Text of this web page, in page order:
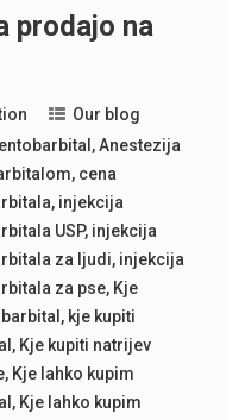
prodajo na
Our blog
,Anestezija
, cena
, injekcija
USP, injekcija
za ljudi, injekcija
za pse, Kje
, kje kupiti
, Kje kupiti natrijev
, Kje lahko kupim
, Kje lahko kupim